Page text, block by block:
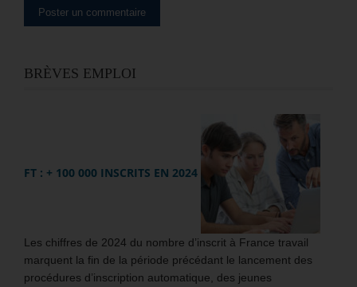
BRÈVES EMPLOI
FT : + 100 000 INSCRITS EN 2024
Les chiffres de 2024 du nombre d’inscrit à France travail
marquent la fin de la période précédant le lancement des
procédures d’inscription automatique, des jeunes